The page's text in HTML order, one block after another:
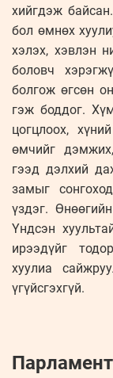
хийгдэж
бол өмнөх
хэлэх, хэвлэн
боловч
болгож өгсөн
гэж боддог.
цогцлоох,
өмчийг
гээд дэлхий
замыг
үздэг.
Үндсэн
ирээдүйг
хуулиа
үгүйсгэхгүй.